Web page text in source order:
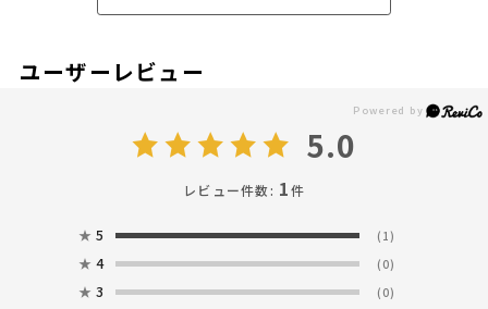
ユーザーレビュー
5.0
レビュー件数: 1件
★ 5 (1)
★ 4 (0)
★ 3 (0)